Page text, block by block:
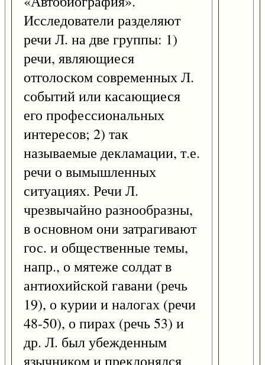
Исследователи разделяют
речи Л. на две группы: 1)
речи, являющиеся
отголоском современных Л.
событий или касающиеся
его профессиональных
интересов; 2) так
называемые декламации, т.е.
речи о вымышленных
ситуациях. Речи Л.
чрезвычайно разнообразны,
в основном они затрагивают
гос. и общественные темы,
напр., о мятеже солдат в
антиохийской гавани (речь
19), о курии и налогах (речи
48-50), о пирах (речь 53) и
др. Л. был убежденным
язычником и преклонялся